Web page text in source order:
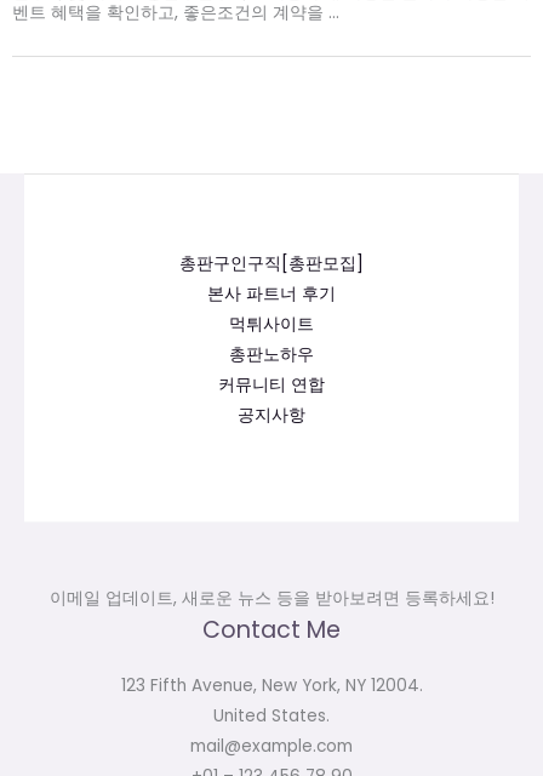
벤트 혜택을 확인하고, 좋은조건의 계약을 ...
총판구인구직[총판모집]
본사 파트너 후기
먹튀사이트
총판노하우
커뮤니티 연합
공지사항
이메일 업데이트, 새로운 뉴스 등을 받아보려면 등록하세요!
Contact Me
123 Fifth Avenue, New York, NY 12004.
United States.
mail@example.com